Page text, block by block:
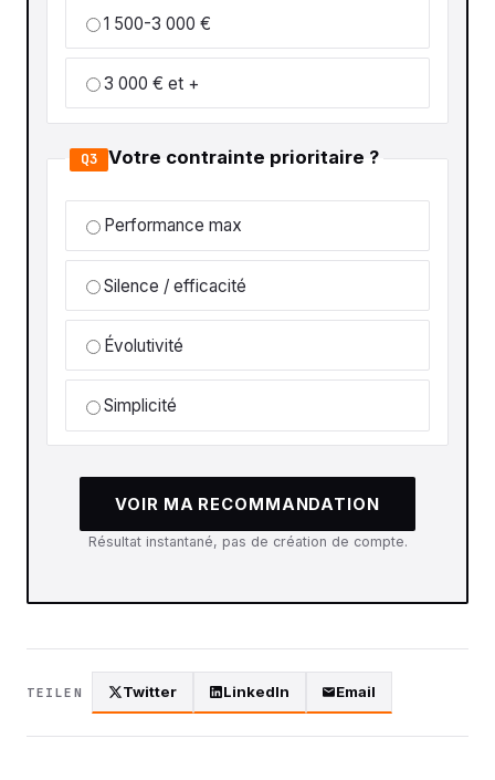
1 500-3 000 €
3 000 € et +
Q3 Votre contrainte prioritaire ?
Performance max
Silence / efficacité
Évolutivité
Simplicité
VOIR MA RECOMMANDATION
Résultat instantané, pas de création de compte.
TEILEN Twitter LinkedIn Email